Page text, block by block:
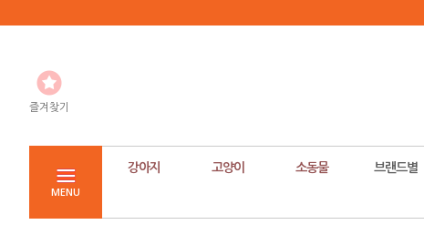
즐겨찾기
MENU
강아지 고양이 소동물 브랜드별